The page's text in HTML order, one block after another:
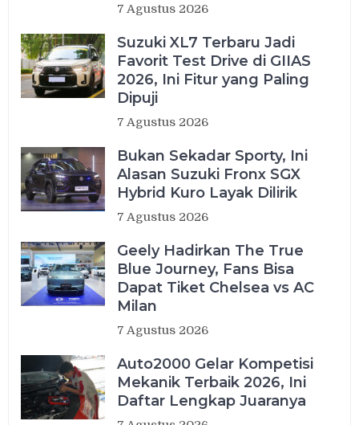
7 Agustus 2026
Suzuki XL7 Terbaru Jadi
Favorit Test Drive di GIIAS
2026, Ini Fitur yang Paling
Dipuji
7 Agustus 2026
Bukan Sekadar Sporty, Ini
Alasan Suzuki Fronx SGX
Hybrid Kuro Layak Dilirik
7 Agustus 2026
Geely Hadirkan The True
Blue Journey, Fans Bisa
Dapat Tiket Chelsea vs AC
Milan
7 Agustus 2026
Auto2000 Gelar Kompetisi
Mekanik Terbaik 2026, Ini
Daftar Lengkap Juaranya